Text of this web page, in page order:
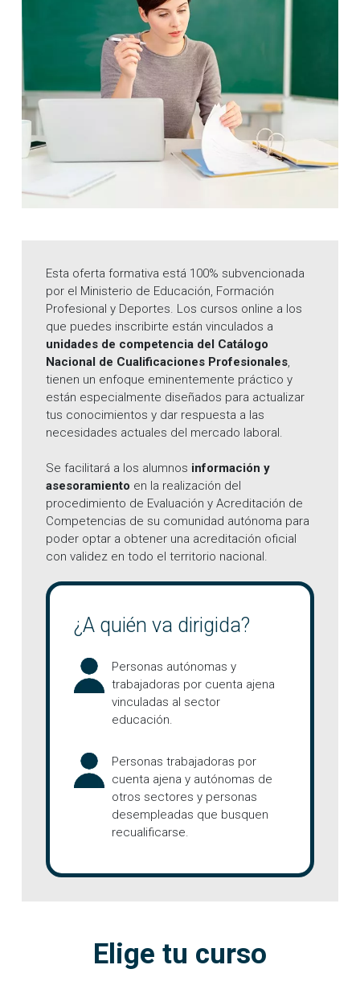
Esta oferta formativa está 100% subvencionada
por el Ministerio de Educación, Formación
Profesional y Deportes. Los cursos online a los
que puedes inscribirte están vinculados a
unidades de competencia del Catálogo
Nacional de Cualificaciones Profesionales,
tienen un enfoque eminentemente práctico y
están especialmente diseñados para actualizar
tus conocimientos y dar respuesta a las
necesidades actuales del mercado laboral.
Se facilitará a los alumnos información y
asesoramiento en la realización del
procedimiento de Evaluación y Acreditación de
Competencias de su comunidad autónoma para
poder optar a obtener una acreditación oficial
con validez en todo el territorio nacional.
¿A quién va dirigida?
Personas autónomas y
trabajadoras por cuenta ajena
vinculadas al sector
educación.
Personas trabajadoras por
cuenta ajena y autónomas de
otros sectores y personas
desempleadas que busquen
recualificarse.
Elige tu curso